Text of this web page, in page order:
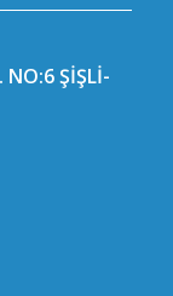
NO:6 ŞİŞLİ-